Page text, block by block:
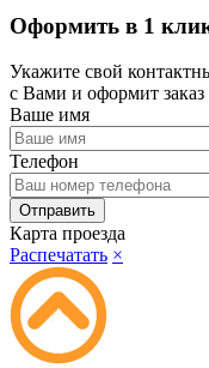
Оформить в 1
Укажите свой
с Вами и оформит заказ
Ваше имя
Телефон
Карта проезда
Распечатать ×